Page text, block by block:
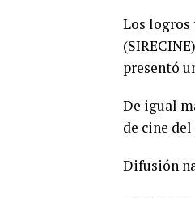
Los logros
presentó
De igual
de cine
Difusión